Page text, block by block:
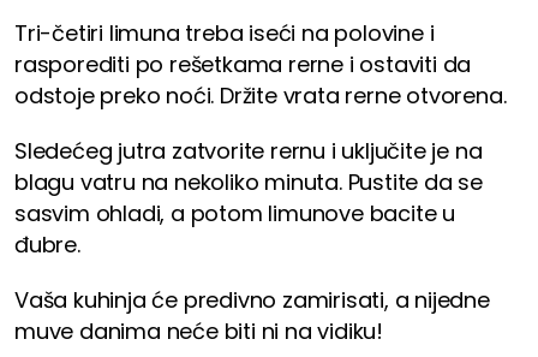
Tri-četiri limuna treba iseći na polovine i
rasporediti po rešetkama rerne i ostaviti da
odstoje preko noći. Držite vrata rerne otvorena.
Sledećeg jutra zatvorite rernu i uključite je na
blagu vatru na nekoliko minuta. Pustite da se
sasvim ohladi, a potom limunove bacite u
đubre.
Vaša kuhinja će predivno zamirisati, a nijedne
muve danima neće biti ni na vidiku!